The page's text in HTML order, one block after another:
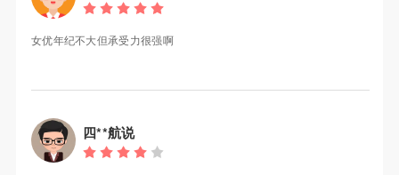
女优年纪不大但承受力很强啊
四**航说